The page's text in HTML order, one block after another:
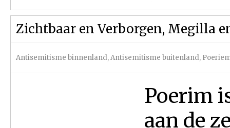
Zichtbaar en Verborgen, Megilla
Antisemitisme binnenland,Antisemitisme buitenland,
Poerim
aan de